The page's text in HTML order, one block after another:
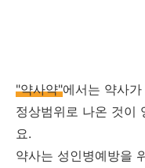
"약사약"에서는 약사
정상범위로 나온 것이
요.
약사는 성인병예방을